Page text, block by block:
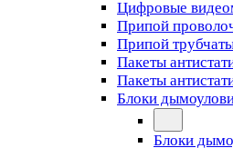
Цифровые
Припой
Припой
Пакеты
Пакеты
Блоки
Блоки